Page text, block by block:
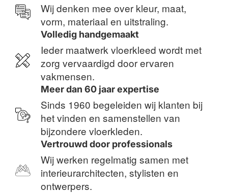
Wij denken mee over kleur, maat,
vorm, materiaal en uitstraling.
Volledig handgemaakt
Ieder maatwerk vloerkleed wordt met
zorg vervaardigd door ervaren
vakmensen.
Meer dan 60 jaar expertise
Sinds 1960 begeleiden wij klanten bij
het vinden en samenstellen van
bijzondere vloerkleden.
Vertrouwd door professionals
Wij werken regelmatig samen met
interieurarchitecten, stylisten en
ontwerpers.